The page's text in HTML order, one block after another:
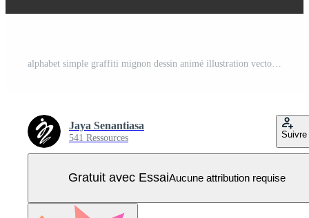
Jaya Senantiasa
541 Ressources Suivre
Gratuit avec EssaiAucune attribution requise